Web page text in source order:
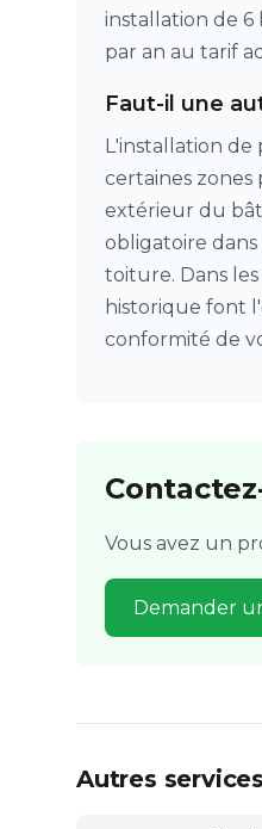
installation de
par an au tarif
Faut-il une
L'installation de
certaines zones
extérieur du
obligatoire dans
toiture. Dans
historique font
conformité de
Vous avez un
Demander
Autres